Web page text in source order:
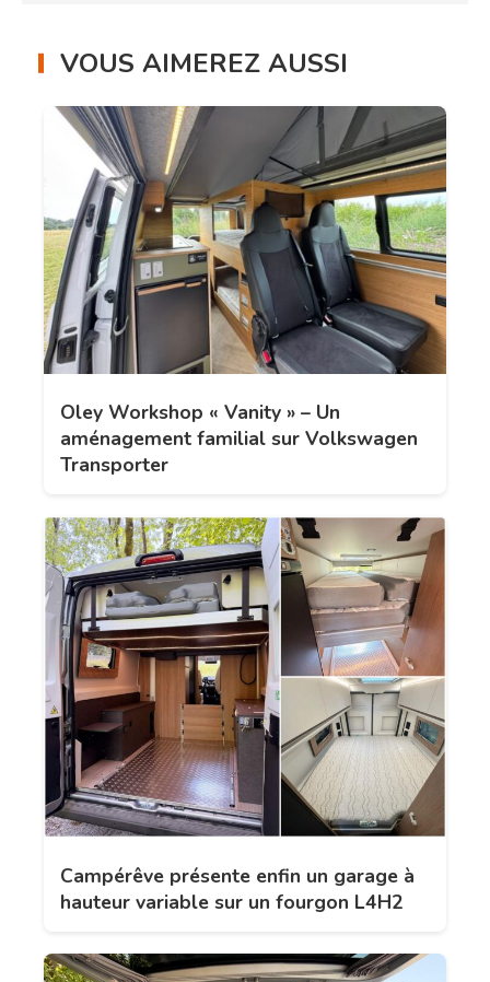
VOUS AIMEREZ AUSSI
Oley Workshop « Vanity » – Un
aménagement familial sur Volkswagen
Transporter
Campérêve présente enfin un garage à
hauteur variable sur un fourgon L4H2